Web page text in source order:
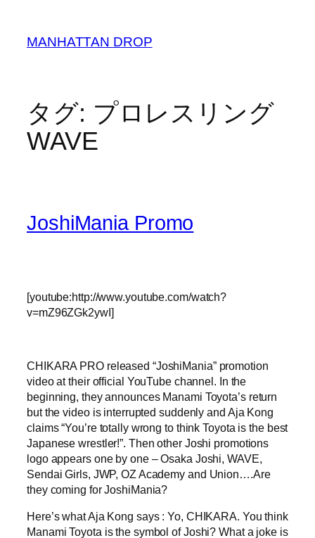
MANHATTAN DROP
タグ: プロレスリング
WAVE
JoshiMania Promo
[youtube:http://www.youtube.com/watch?
v=mZ96ZGk2ywI]
CHIKARA PRO released “JoshiMania” promotion
video at their official YouTube channel. In the
beginning, they announces Manami Toyota’s return
but the video is interrupted suddenly and Aja Kong
claims “You’re totally wrong to think Toyota is the best
Japanese wrestler!”. Then other Joshi promotions
logo appears one by one – Osaka Joshi, WAVE,
Sendai Girls, JWP, OZ Academy and Union….Are
they coming for JoshiMania?
Here’s what Aja Kong says : Yo, CHIKARA. You think
Manami Toyota is the symbol of Joshi? What a joke is